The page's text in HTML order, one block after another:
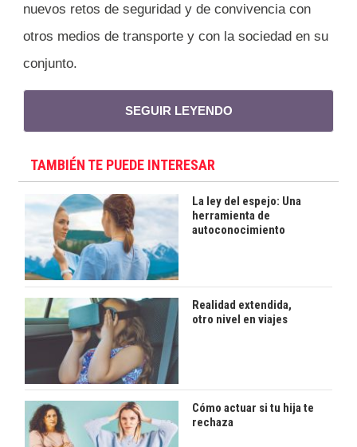
nuevos retos de seguridad y de convivencia con
otros medios de transporte y con la sociedad en su
conjunto.
SEGUIR LEYENDO
TAMBIÉN TE PUEDE INTERESAR
La ley del espejo: Una
herramienta de
autoconocimiento
Realidad extendida,
otro nivel en viajes
Cómo actuar si tu hija te
rechaza